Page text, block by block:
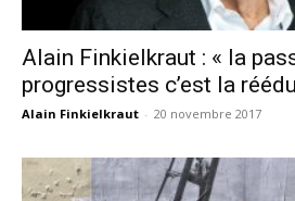
Alain Finkielkraut : « la
progressistes c’est la
Alain Finkielkraut - 20 novembre 2017